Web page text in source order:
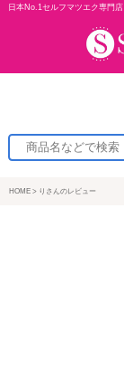
日本No.1セルフマツエク専門店
HOME りさんのレビュー